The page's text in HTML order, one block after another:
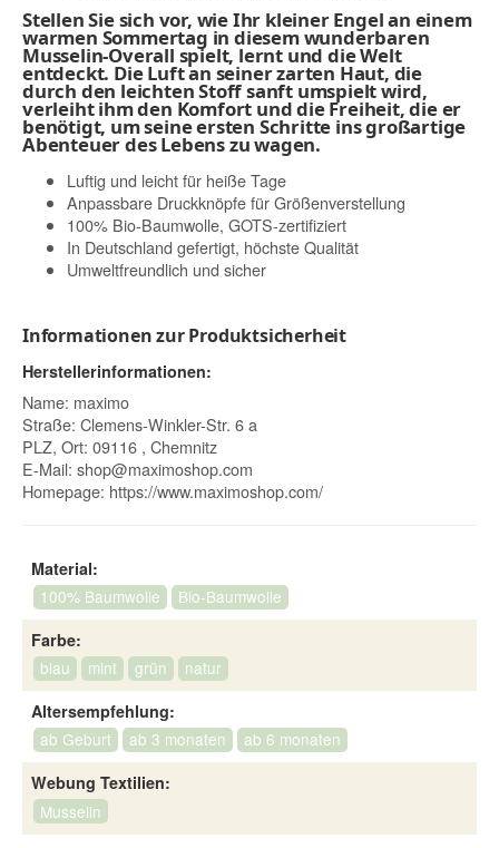
Stellen Sie sich vor, wie Ihr kleiner Engel an einem
warmen Sommertag in diesem wunderbaren
Musselin-Overall spielt, lernt und die Welt
entdeckt. Die Luft an seiner zarten Haut, die
durch den leichten Stoff sanft umspielt wird,
verleiht ihm den Komfort und die Freiheit, die er
benötigt, um seine ersten Schritte ins großartige
Abenteuer des Lebens zu wagen.
Luftig und leicht für heiße Tage
Anpassbare Druckknöpfe für Größenverstellung
100% Bio-Baumwolle, GOTS-zertifiziert
In Deutschland gefertigt, höchste Qualität
Umweltfreundlich und sicher
Informationen zur Produktsicherheit
Herstellerinformationen:
Name: maximo
Straße: Clemens-Winkler-Str. 6 a
PLZ, Ort: 09116 , Chemnitz
E-Mail: shop@maximoshop.com
Homepage: https://www.maximoshop.com/
Material:
100% Baumwolle
Bio-Baumwolle
Farbe:
blau
mint grün
natur
Altersempfehlung:
ab Geburt
ab 3 monaten
ab 6 monaten
Webung Textilien:
Musselin